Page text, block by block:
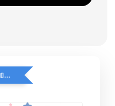
若顯示未含代購費請配對加購(未加購視同無效訂單)